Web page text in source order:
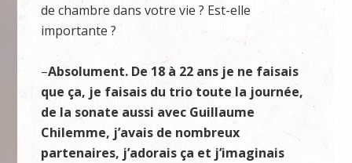
de chambre dans votre vie ? Est-elle
importante ?
–Absolument. De 18 à 22 ans je ne faisais
que ça, je faisais du trio toute la journée,
de la sonate aussi avec Guillaume
Chilemme, j’avais de nombreux
partenaires, j’adorais ça et j’imaginais